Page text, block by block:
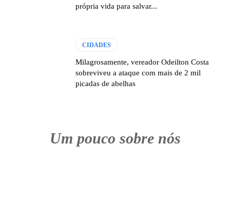
própria vida para salvar...
CIDADES
Milagrosamente, vereador Odeilton Costa
sobreviveu a ataque com mais de 2 mil
picadas de abelhas
Um pouco sobre nós